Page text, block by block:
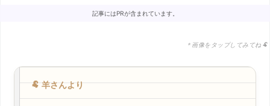
記事にはPRが含まれています。
＊画像をタップしてみてね🐏
🐏 羊さんより